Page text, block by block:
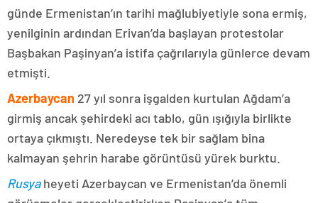
günde Ermenistan’ın tarihi mağlubiyetiyle sona ermiş,
yenilginin ardından Erivan’da başlayan protestolar
Başbakan Paşinyan’a istifa çağrılarıyla günlerce devam
etmişti.
Azerbaycan 27 yıl sonra işgalden kurtulan Ağdam’a
girmiş ancak şehirdeki acı tablo, gün ışığıyla birlikte
ortaya çıkmıştı. Neredeyse tek bir sağlam bina
kalmayan şehrin harabe görüntüsü yürek burktu.
Rusyaheyeti Azerbaycan ve Ermenistan’da önemli